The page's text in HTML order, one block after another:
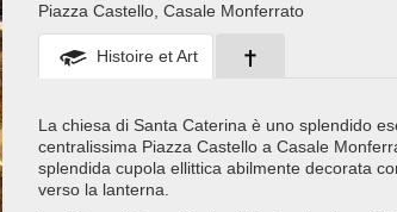
Piazza Castello, Casale Monferrato
Histoire et Art
La chiesa di Santa Caterina è uno splendido
centralissima Piazza Castello a Casale
splendida cupola ellittica abilmente decorata
verso la lanterna.